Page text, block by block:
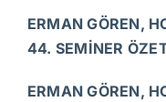
ERMAN GÖREN,
44. SEMİNER
ERMAN GÖREN,